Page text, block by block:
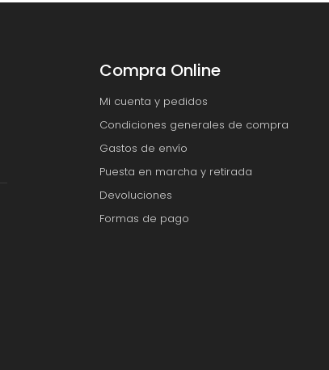
Compra Online
Mi cuenta y pedidos
Condiciones generales de compra
Gastos de envío
Puesta en marcha y retirada
Devoluciones
Formas de pago